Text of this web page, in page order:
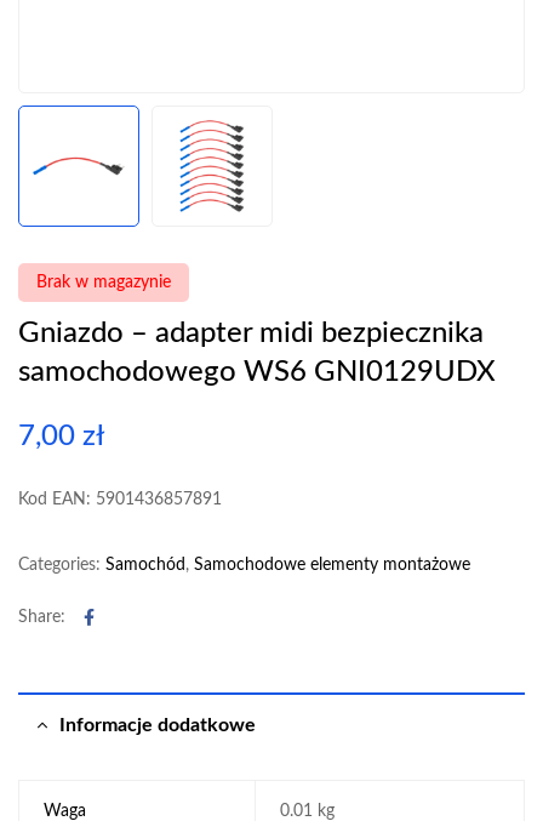
Brak w magazynie
Gniazdo – adapter midi bezpiecznika
samochodowego WS6 GNI0129UDX
7,00 zł
Kod EAN: 5901436857891
Categories: Samochód , Samochodowe elementy montażowe
Share: Facebook
Informacje dodatkowe
Waga 0.01 kg